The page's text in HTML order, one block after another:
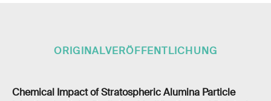
ORIGINALVERÖFFENTLICHUNG
Chemical Impact of Stratospheric Alumina Particle